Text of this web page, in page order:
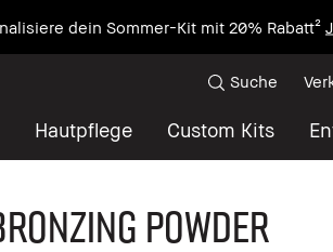
dein Sommer-Kit mit 20% Rabatt²
Hautpflege Custom Kits
Suche
POWDER